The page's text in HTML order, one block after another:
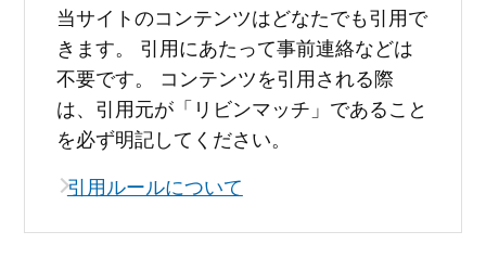
当サイトのコンテンツはどなたでも引用で
きます。 引用にあたって事前連絡などは
不要です。 コンテンツを引用される際
は、引用元が「リビンマッチ」であること
を必ず明記してください。
引用ルールについて